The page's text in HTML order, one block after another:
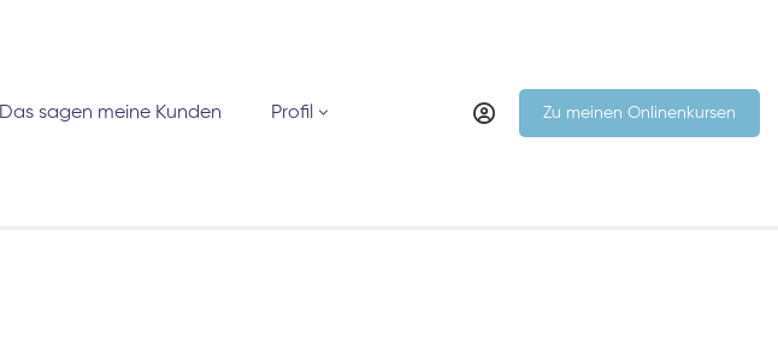
Das sagen meine Kunden Profil Zu meinen Onlinenkursen